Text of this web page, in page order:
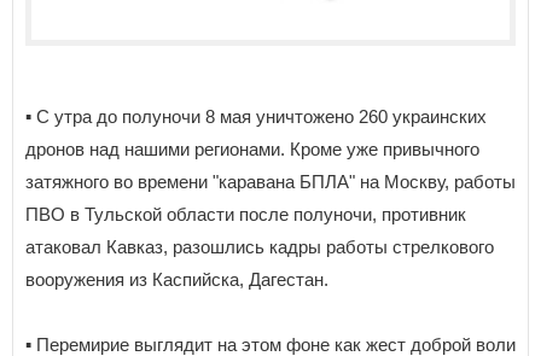
▪️ С утра до полуночи 8 мая уничтожено 260 украинских
дронов над нашими регионами. Кроме уже привычного
затяжного во времени "каравана БПЛА" на Москву, работы
ПВО в Тульской области после полуночи, противник
атаковал Кавказ, разошлись кадры работы стрелкового
вооружения из Каспийска, Дагестан.
▪️ Перемирие выглядит на этом фоне как жест доброй воли